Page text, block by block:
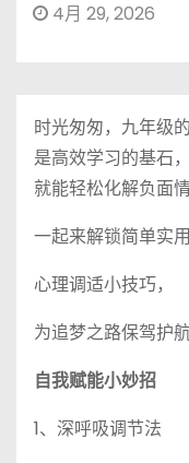
4月 29, 2026
时光匆匆，九年级
是高效学习的基石
就能轻松化解负面
一起来解锁简单实
心理调适小技巧，
为追梦之路保驾护航
自我赋能小妙招
1、深呼吸调节法